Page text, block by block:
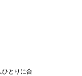
ひとりに合